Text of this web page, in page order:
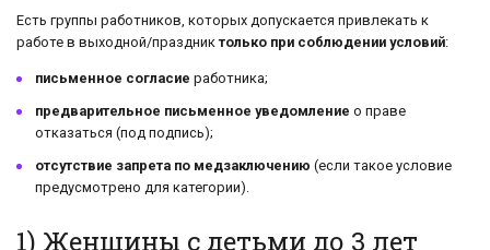
Есть группы работников, которых допускается привлекать к
работе в выходной/праздниктолько при соблюдении условий:
письменное согласие работника;
предварительное письменное уведомление о праве
отказаться (под подпись);
отсутствие запрета по медзаключению (если такое условие
предусмотрено для категории).
1) Женщины с детьми до 3 лет